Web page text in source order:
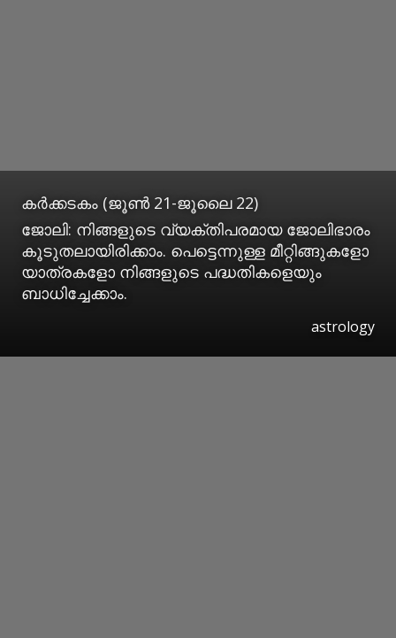
കര്‍ക്കടകം (ജൂണ്‍ 21-ജൂലൈ 22)
ജോലി: നിങ്ങളുടെ വ്യക്തിപരമായ ജോലിഭാരം
കൂടുതലായിരിക്കാം. പെട്ടെന്നുള്ള മീറ്റിങ്ങുകളോ
യാത്രകളോ നിങ്ങളുടെ പദ്ധതികളെയും
ബാധിച്ചേക്കാം.
astrology